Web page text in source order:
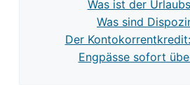
Was ist der
Was sind
Der
Engpässe sofort